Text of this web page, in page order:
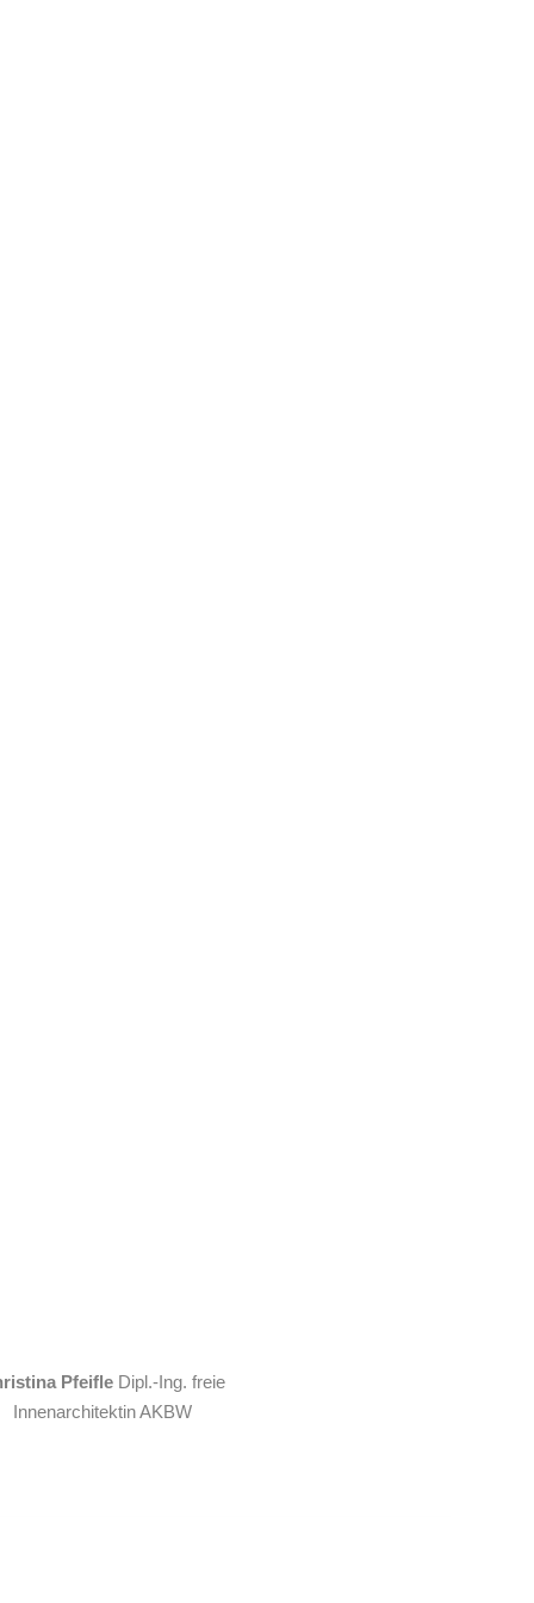
PfeifleDipl.-Ing. freie
Innenarchitektin AKBW